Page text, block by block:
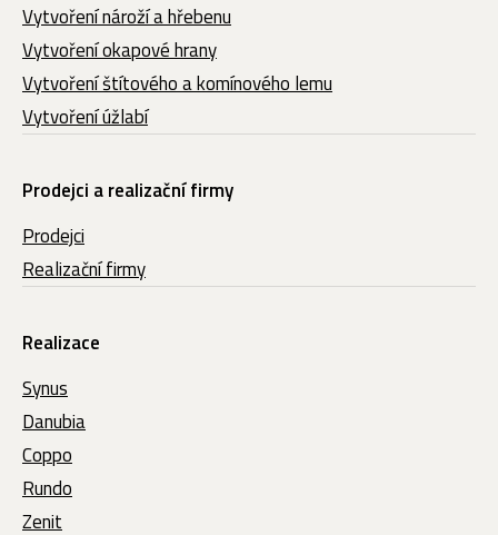
Vytvoření nároží a hřebenu
Vytvoření okapové hrany
Vytvoření štítového a komínového lemu
Vytvoření úžlabí
Prodejci a realizační firmy
Prodejci
Realizační firmy
Realizace
Synus
Danubia
Coppo
Rundo
Zenit